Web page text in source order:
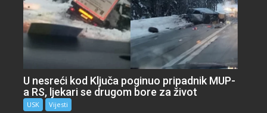
U nesreći kod Ključa poginuo pripadnik MUP-
a RS, ljekari se drugom bore za život
USK Vijesti